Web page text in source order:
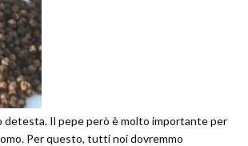
detesta. Il pepe però è molto importante per
Per questo, tutti noi dovremmo